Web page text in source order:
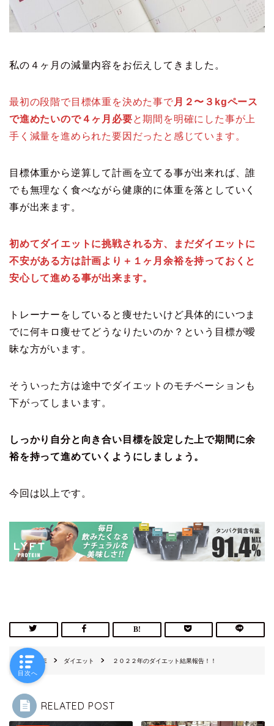
私の４ヶ月の減量内容をお伝えしてきました。
最初の段階で目標体重を決めた事で 月２〜３kgペース
で進めたいので４ヶ月必要と期間を明確にした事が上
手く減量を進められた要因だったと感じています。
目標体重から逆算して計画を立てる事が出来れば、誰
でも無理なく食べながら健康的に体重を落としていく
事が出来ます。
初めてダイエットに挑戦される方、まだダイエットに
不安がある方は計画より＋１ヶ月余裕を持っておくと
安心して進める事が出来ます。
トレーナーをしていると痩せたいけど具体的にいつま
でに何キロ痩せてどうなりたいのか？という目標が曖
昧な方がいます。
そういった方は途中でダイエットのモチベーションも
下がってしまいます。
しっかり自分と向き合い目標を設定した上で期間に余
裕を持って進めていくようにしましょう。
今回は以上です。
HOME ダイエット ２０２２年のダイエット結果報告！！
RELATED POST
目次へ